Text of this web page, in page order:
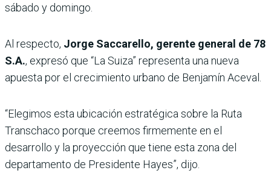
sábado y domingo.
Al respecto, Jorge Saccarello, gerente general de 78
S.A., expresó que “La Suiza” representa una nueva
apuesta por el crecimiento urbano de Benjamín Aceval.
“Elegimos esta ubicación estratégica sobre la Ruta
Transchaco porque creemos firmemente en el
desarrollo y la proyección que tiene esta zona del
departamento de Presidente Hayes”, dijo.